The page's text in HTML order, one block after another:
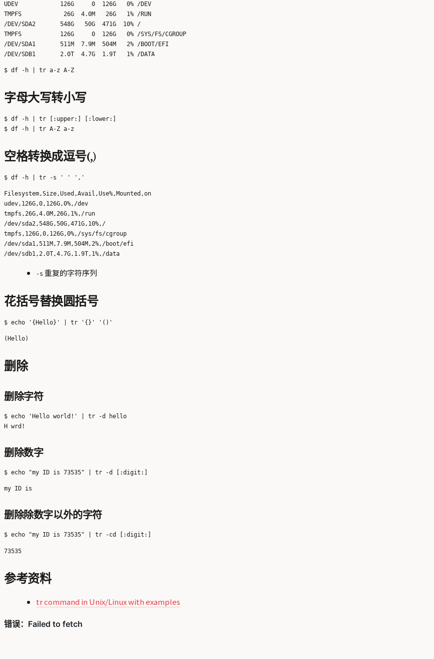
UDEV            126G     0  126G   0% /DEV
TMPFS            26G  4.0M   26G   1% /RUN
/DEV/SDA2       548G   50G  471G  10% /
TMPFS           126G     0  126G   0% /SYS/FS/CGROUP
/DEV/SDA1       511M  7.9M  504M   2% /BOOT/EFI
字母大写转小写
$ df -h | tr [:upper:] [:lower:]
空格转换成逗号(,)
Filesystem,Size,Used,Avail,Use%,Mounted,on
udev,126G,0,126G,0%,/dev
tmpfs,26G,4.0M,26G,1%,/run
/dev/sda2,548G,50G,471G,10%,/
tmpfs,126G,0,126G,0%,/sys/fs/cgroup
/dev/sda1,511M,7.9M,504M,2%,/boot/efi
-s 重复的字符序列
花括号替换圆括号
删除
删除字符
$ echo 'Hello world!' | tr -d hello
删除数字
删除除数字以外的字符
参考资料
tr command in Unix/Linux with examples